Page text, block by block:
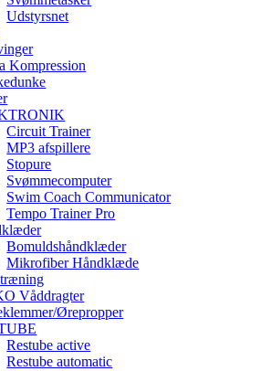
Udstyrsnet
Kompression
Circuit Trainer
MP3 afspillere
Stopure
Svømmecomputer
Swim Coach Communicator
Tempo Trainer Pro
Bomuldshåndklæder
Mikrofiber Håndklæde
Våddragter
Ørepropper
Restube active
Restube automatic